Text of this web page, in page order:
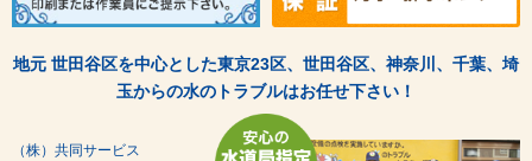
地元 世田谷区を中心とした東京23区、世田谷区、神奈川、千葉、埼
玉からの水のトラブルはお任せ下さい！
（株）共同サービス